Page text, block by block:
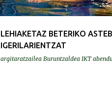
LEHIAKETAZ BETERIKO
IGERILARIENTZAT
argitaratzailea Buruntzaldea IKT